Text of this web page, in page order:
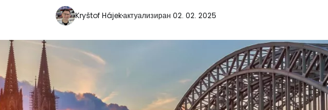
Kryštof Hájekактуализиран 02. 02. 2025